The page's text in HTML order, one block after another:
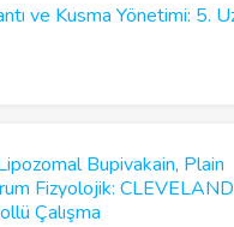
ve Kusma Yönetimi: 5.
Bupivakain, Plain
Fizyolojik: CLEVELAND
Çalışma